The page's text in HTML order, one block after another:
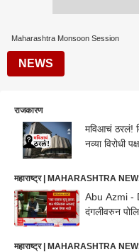
Maharashtra Monsoon Session
NEWS
राजकारण
मविआचं ठरलं!
नव्या विरोधी
महाराष्ट्र | MAHARASHTRA
Abu Azmi -
दंगलीवरुन
महाराष्ट्र | MAHARASHTRA